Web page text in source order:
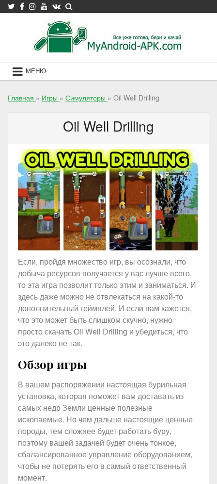
Skip
to
МЕНЮ
Главная » Игры » Симуляторы » Oil Well Drilling
Oil Well Drilling
Если, пройдя множество игр, вы осознали, что
добыча ресурсов получается у вас лучше всего,
то эта игра позволит только этим и заниматься. И
здесь даже можно не отвлекаться на какой-то
дополнительный геймплей. И если вам кажется,
что это может быть слишком скучно, нужно
просто скачать Oil Well Drilling и убедиться, что
это далеко не так.
Обзор игры
В вашем распоряжении настоящая бурильная
установка, которая поможет вам доставать из
самых недр Земли ценные полезные
ископаемые. Но чем дальше настоящие ценные
породы, тем сложнее будет работать буру,
поэтому вашей задачей будет очень тонкое,
сбалансированное управление оборудованием,
чтобы не потерять его в самый ответственный
момент.